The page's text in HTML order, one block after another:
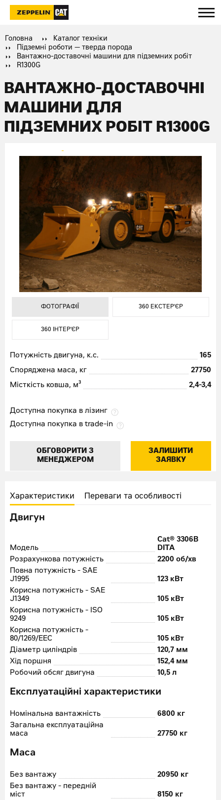
Головна
Каталог техніки
Підземні роботи — тверда порода
Вантажно-доставочні машини для підземних робіт
R1300G
ВАНТАЖНО-ДОСТАВОЧНІ
МАШИНИ ДЛЯ
ПІДЗЕМНИХ РОБІТ R1300G
ФОТОГРАФІЇ 360 ЕКСТЕР'ЄР
360 ІНТЕР'ЄР
ФОТОГРАФІЇ 360 ЕКСТЕР'ЄР
360 ІНТЕР'ЄР
ФОТОГРАФІЇ 360 ЕКСТЕР'ЄР
360 ІНТЕР'ЄР
Потужність двигуна, к.с.
165
Споряджена маса, кг
27750
Місткість ковша, м³
2,4-3,4
Доступна покупка в лізинг
Доступна покупка в trade-in
ОБГОВОРИТИ З
МЕНЕДЖЕРОМ
ЗАЛИШИТИ
ЗАЯВКУ
Характеристики Переваги та особливості
Двигун
Модель
Cat® 3306B
DITA
Розрахункова потужність
2200 об/хв
Повна потужність - SAE
J1995
123 кВт
Корисна потужність - SAE
J1349
105 кВт
Корисна потужність - ISO
9249
105 кВт
Корисна потужність -
80/1269/EEC
105 кВт
Діаметр циліндрів
120,7 мм
Хід поршня
152,4 мм
Робочий обсяг двигуна
10,5 л
Експлуатаційні характеристики
Номінальна вантажність
6800 кг
Загальна експлуатаційна
маса
27750 кг
Маса
Без вантажу
20950 кг
Без вантажу - передній
міст
8150 кг